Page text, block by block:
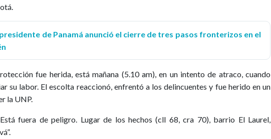
de Panamá anunció el cierre de tres pasos fronterizos en el
fue herida, está mañana (5.10 am), en un intento de atraco, cuando
su labor. El escolta reaccionó, enfrentó a los delincuentes y fue herido en un
la UNP.
fuera de peligro. Lugar de los hechos (cll 68, cra 70), barrio El Laurel,